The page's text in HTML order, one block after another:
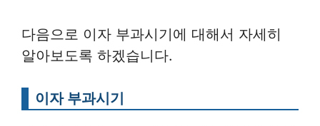
다음으로 이자 부과시기에 대해서 자세히
알아보도록 하겠습니다.
이자 부과시기